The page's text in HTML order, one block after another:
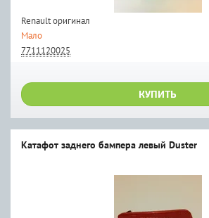
Renault оригинал
Мало
7711120025
КУПИТЬ
Катафот заднего бампера левый Duster